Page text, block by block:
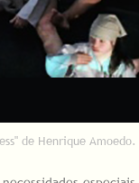
de Henrique